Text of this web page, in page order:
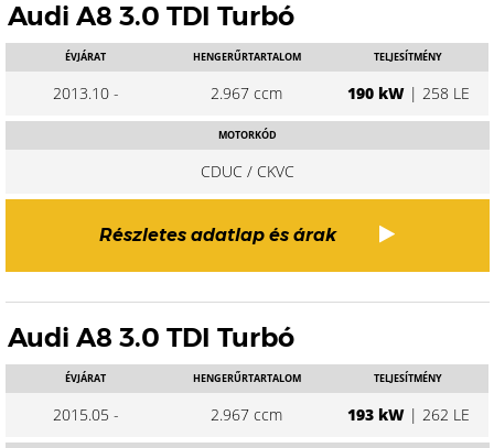
Audi A8 3.0 TDI Turbó
ÉVJÁRAT
2013.10 -
HENGERŰRTARTALOM
2.967 ccm
TELJESÍTMÉNY
190 kW| 258 LE
MOTORKÓD
CDUC / CKVC
Részletes adatlap és árak
Audi A8 3.0 TDI Turbó
ÉVJÁRAT
2015.05 -
HENGERŰRTARTALOM
2.967 ccm
TELJESÍTMÉNY
193 kW| 262 LE